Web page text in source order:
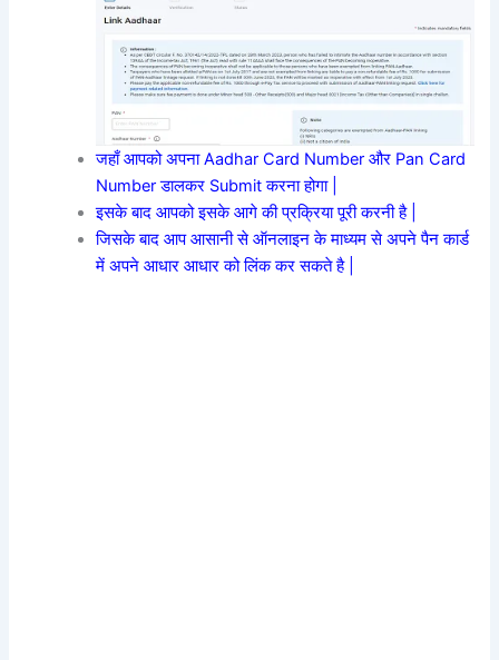
जहाँ आपको अपना Aadhar Card Number और Pan Card
Number डालकर Submit करना होगा |
इसके बाद आपको इसके आगे की प्रक्रिया पूरी करनी है |
जिसके बाद आप आसानी से ऑनलाइन के माध्यम से अपने पैन कार्ड
में अपने आधार आधार को लिंक कर सकते है |